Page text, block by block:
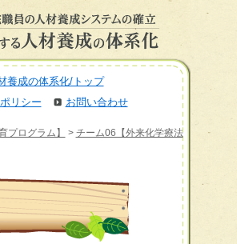
養成の体系化/トップ
リシー お問い合わせ
プログラム】 > チーム06【外来化学療法